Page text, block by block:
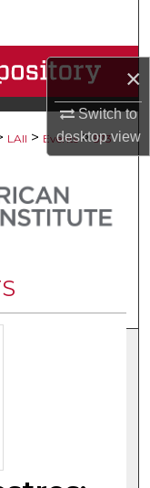
×
Switch to
desktopview
LAII > Events > 573